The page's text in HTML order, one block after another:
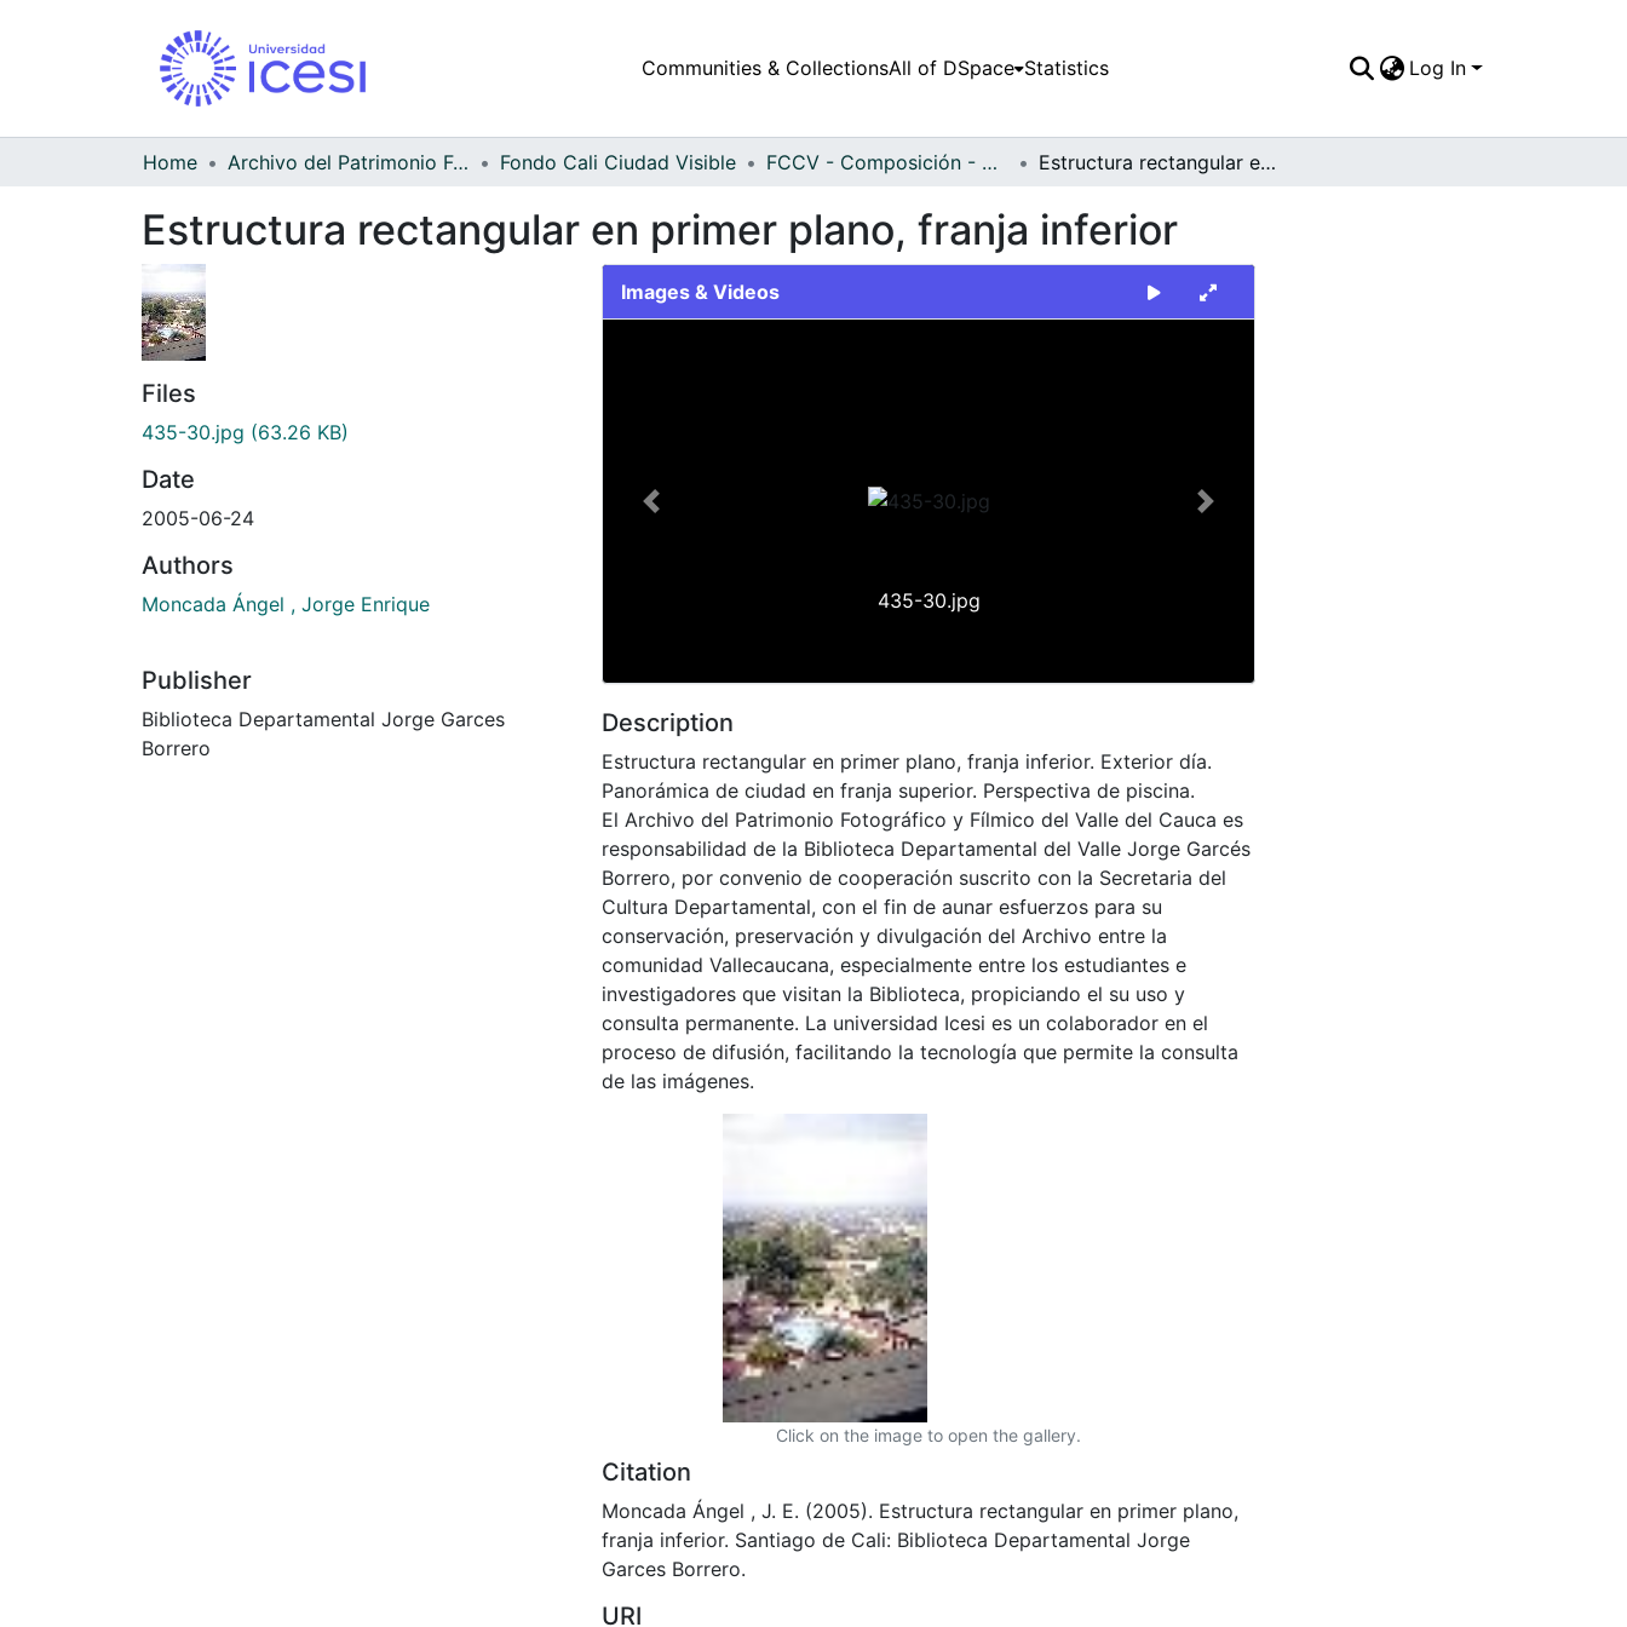
Communities & CollectionsAll of DSpace Statistics Log In
Home Archivo del Patrimonio Fotográfico y Fílmico del Valle del Cauca Fondo Cali Ciudad Visible FCCV - Composición - Patrimonial Estructura rectangular en primer plano, franja inferior
Estructura rectangular en primer plano, franja inferior
Files
435-30.jpg (63.26 KB)
Date
2005-06-24
Authors
Moncada Ángel , Jorge Enrique
Publisher
Biblioteca Departamental Jorge Garces
Borrero
Images & Videos
435-30.jpg
Previous Next
Description
Estructura rectangular en primer plano, franja inferior. Exterior día.
Panorámica de ciudad en franja superior. Perspectiva de piscina.
El Archivo del Patrimonio Fotográfico y Fílmico del Valle del Cauca es
responsabilidad de la Biblioteca Departamental del Valle Jorge Garcés
Borrero, por convenio de cooperación suscrito con la Secretaria del
Cultura Departamental, con el fin de aunar esfuerzos para su
conservación, preservación y divulgación del Archivo entre la
comunidad Vallecaucana, especialmente entre los estudiantes e
investigadores que visitan la Biblioteca, propiciando el su uso y
consulta permanente. La universidad Icesi es un colaborador en el
proceso de difusión, facilitando la tecnología que permite la consulta
de las imágenes.
Click on the image to open the gallery.
Citation
Moncada Ángel , J. E. (2005). Estructura rectangular en primer plano,
franja inferior. Santiago de Cali: Biblioteca Departamental Jorge
Garces Borrero.
URI